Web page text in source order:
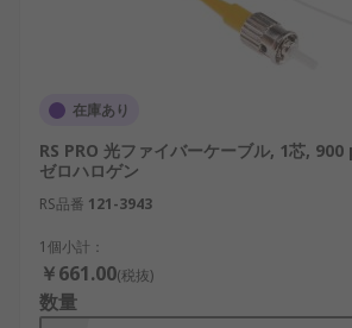
ファイバ規格：OS1、OS2、
OM4、OM5などから、シングル
うものを選びます。接続する機器
と同じ規格でそろえることが重
MTPなどがあります。光トラン
ッチ、パッチパネルのポート形状
UPC研磨とAPC研磨の違いも確
心数とケーブル構成：シンプレ
在庫あり
RS PRO 光ファイバーケーブル, 1芯,
ゼロハロゲン
RS品番 121-3943
1個小計：
￥661.00(税抜)
数量